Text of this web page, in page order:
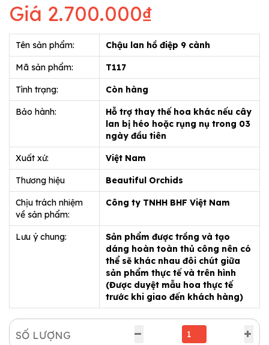
Giá 2.700.000₫
Tên sản phẩm: Chậu lan hồ điệp 9 cành
Mã sản phẩm: T117
Tình trạng: Còn hàng
Bảo hành:
Hỗ trợ thay thế hoa khác nếu cây
lan bị héo hoặc rụng nụ trong 03
ngày đầu tiên
Xuất xứ: Việt Nam
Thương hiệu Beautiful Orchids
Chịu trách nhiệm
về sản phẩm:
Công ty TNHH BHF Việt Nam
Lưu ý chung:
Sản phẩm được trồng và tạo
dáng hoàn toàn thủ công nên có
thể sẽ khác nhau đôi chút giữa
sản phẩm thực tế và trên hình
(Được duyệt mẫu hoa thực tế
trước khi giao đến khách hàng)
SỐ LƯỢNG